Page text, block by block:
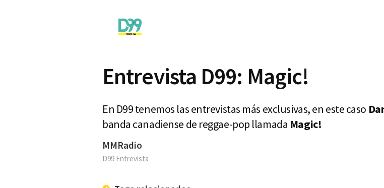
Entrevista D99: Magic!
En D99 tenemos las entrevistas más exclusivas, en este caso
banda canadiense de reggae-pop llamada Magic!
MMRadio
D99 Entrevista